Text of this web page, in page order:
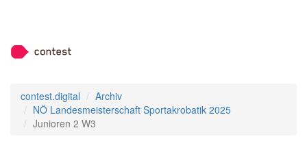
contest.digital
Archiv
NÖ Landesmeisterschaft Sportakrobatik 2025
Junioren 2 W3